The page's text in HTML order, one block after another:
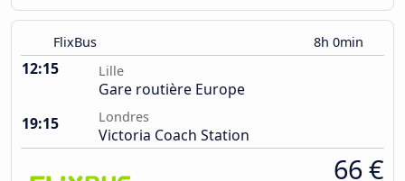
FlixBus 8h 0min
12:15 Lille
Gare routière Europe
19:15
Londres
Victoria Coach Station
66 €